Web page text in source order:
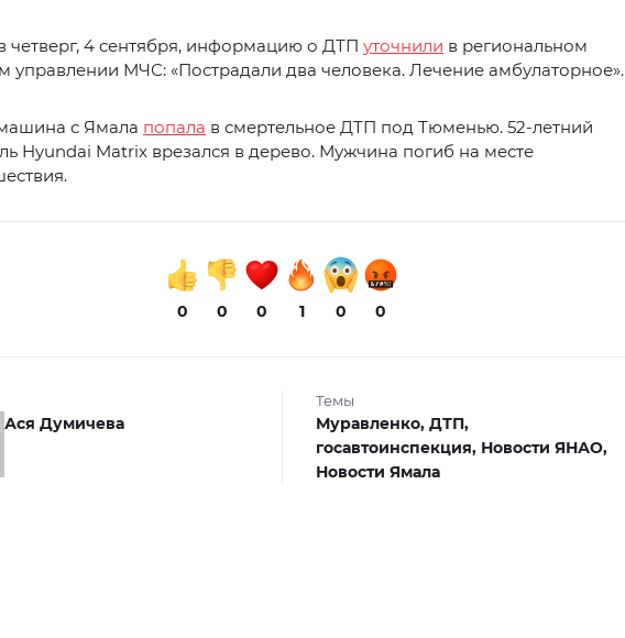
четверг, 4 сентября, информацию о ДТП уточнили в региональном
управлении МЧС: «Пострадали два человека. Лечение амбулаторное».
с Ямала попала в смертельное ДТП под Тюменью. 52-летний
Hyundai Matrix врезался в дерево. Мужчина погиб на месте
0 0 0 1 0 0
Ася Думичева
Темы
Муравленко, ДТП,
госавтоинспекция, Новости ЯНАО,
Новости Ямала